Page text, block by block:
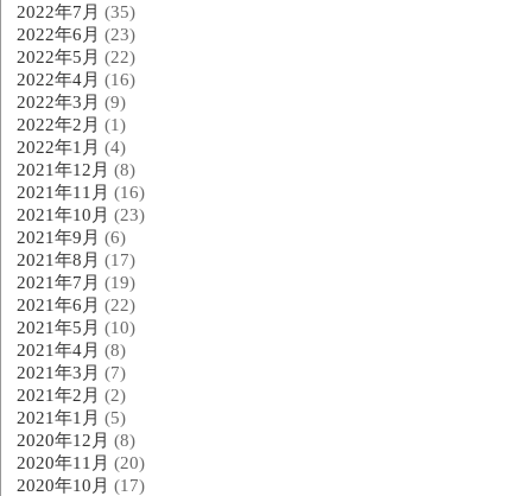
2022年7月 (35)
2022年6月 (23)
2022年5月 (22)
2022年4月 (16)
2022年3月 (9)
2022年2月 (1)
2022年1月 (4)
2021年12月 (8)
2021年11月 (16)
2021年10月 (23)
2021年9月 (6)
2021年8月 (17)
2021年7月 (19)
2021年6月 (22)
2021年5月 (10)
2021年4月 (8)
2021年3月 (7)
2021年2月 (2)
2021年1月 (5)
2020年12月 (8)
2020年11月 (20)
2020年10月 (17)